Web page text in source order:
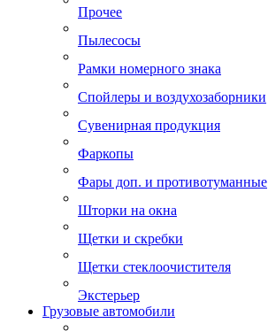
Прочее
Пылесосы
Рамки номерного знака
Спойлеры и воздухозаборники
Сувенирная продукция
Фаркопы
Фары доп. и противотуманные
Шторки на окна
Щетки и скребки
Щетки стеклоочистителя
Экстерьер
Грузовые автомобили